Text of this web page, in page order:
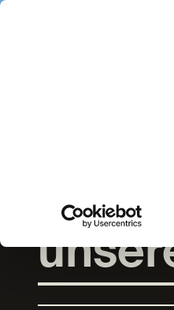
Direkt zum Inhalt
der